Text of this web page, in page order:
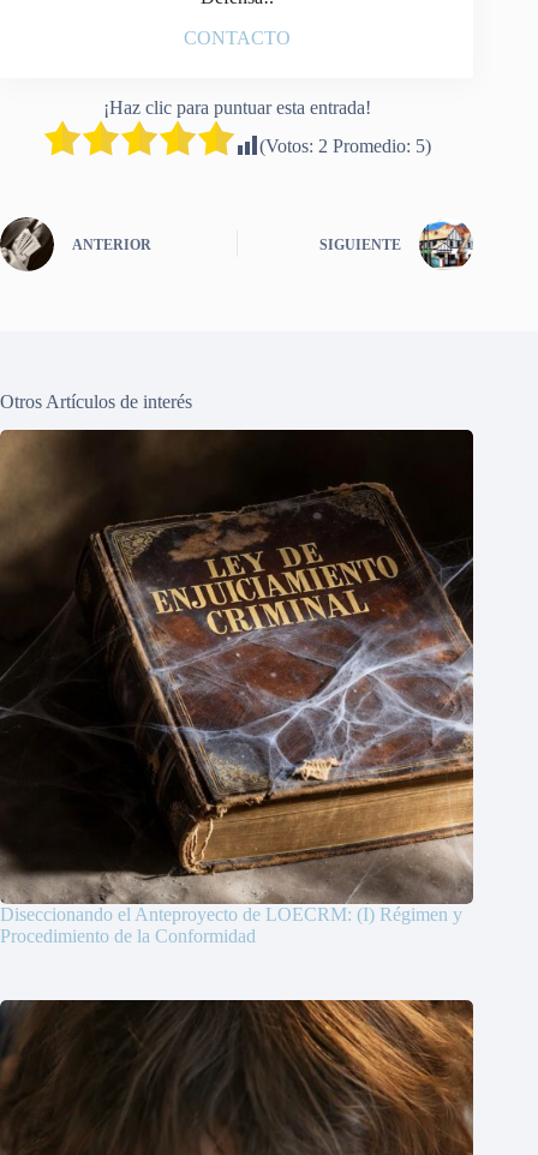
CONTACTO
¡Haz clic para puntuar esta entrada!
(Votos: 2 Promedio: 5)
ANTERIOR SIGUIENTE
Otros Artículos de interés
Diseccionando el Anteproyecto de LOECRM: (I) Régimen y
Procedimiento de la Conformidad